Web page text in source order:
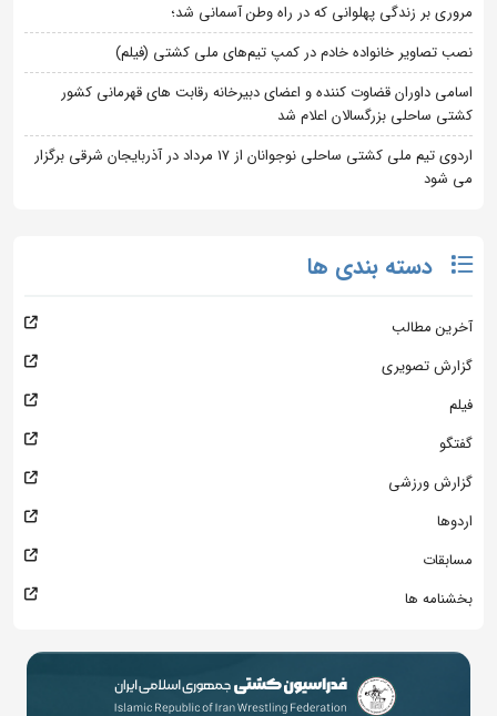
مروری بر زندگی پهلوانی که در راه وطن آسمانی شد؛
نصب تصاویر خانواده خادم در کمپ تیم‌های ملی کشتی (فیلم)
اسامی داوران قضاوت کننده و اعضای دبیرخانه رقابت های قهرمانی کشور
کشتی ساحلی بزرگسالان اعلام شد
اردوی تیم ملی کشتی ساحلی نوجوانان از 17 مرداد در آذربایجان شرقی برگزار
می شود
دسته بندی ها
آخرین مطالب
گزارش تصویری
فیلم
گفتگو
گزارش ورزشی
اردوها
مسابقات
بخشنامه ها